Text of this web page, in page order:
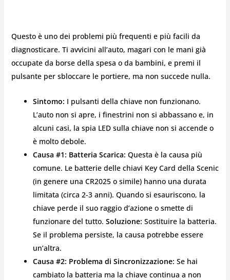
Questo è uno dei problemi più frequenti e più facili da
diagnosticare. Ti avvicini all’auto, magari con le mani già
occupate da borse della spesa o da bambini, e premi il
pulsante per sbloccare le portiere, ma non succede nulla.
Sintomo: I pulsanti della chiave non funzionano.
L’auto non si apre, i finestrini non si abbassano e, in
alcuni casi, la spia LED sulla chiave non si accende o
è molto debole.
Causa #1: Batteria Scarica: Questa è la causa più
comune. Le batterie delle chiavi Key Card della Scenic
(in genere una CR2025 o simile) hanno una durata
limitata (circa 2-3 anni). Quando si esauriscono, la
chiave perde il suo raggio d’azione o smette di
funzionare del tutto. Soluzione: Sostituire la batteria.
Se il problema persiste, la causa potrebbe essere
un’altra.
Causa #2: Problema di Sincronizzazione: Se hai
cambiato la batteria ma la chiave continua a non